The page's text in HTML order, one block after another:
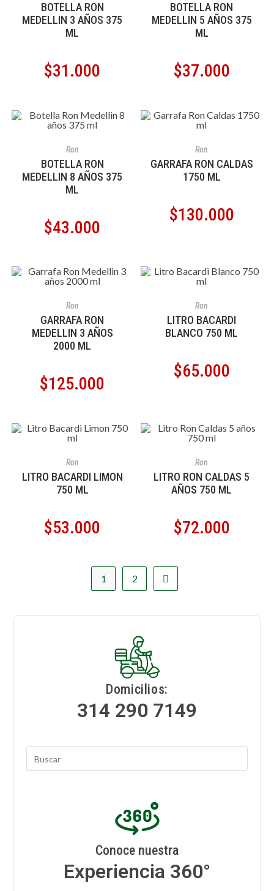
BOTELLA RON
MEDELLIN 3 AÑOS 375
ML
$31.000
BOTELLA RON
MEDELLIN 5 AÑOS 375
ML
$37.000
Ron
BOTELLA RON
MEDELLIN 8 AÑOS 375
ML
$43.000
Ron
GARRAFA RON CALDAS
1750 ML
$130.000
Ron
GARRAFA RON
MEDELLIN 3 AÑOS
2000 ML
$125.000
Ron
LITRO BACARDI
BLANCO 750 ML
$65.000
Ron
LITRO BACARDI LIMON
750 ML
$53.000
Ron
LITRO RON CALDAS 5
AÑOS 750 ML
$72.000
1 2
Domicilios:
314 290 7149
Conoce nuestra
Experiencia 360°